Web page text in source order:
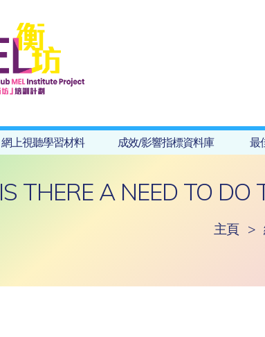
網上視聽學習材料 成效/影響指標資料庫 最
IS THERE A NEED TO DO
主頁 >